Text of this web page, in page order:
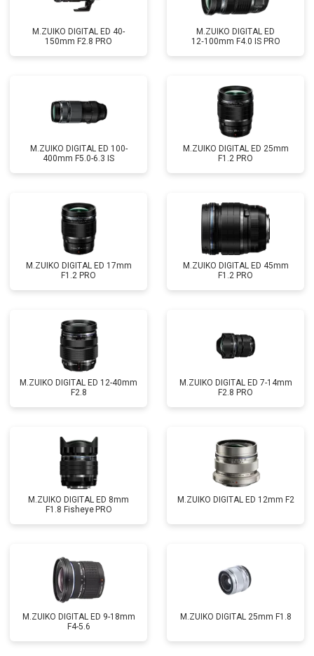
M.ZUIKO DIGITAL ED 40-
150mm F2.8 PRO
M.ZUIKO DIGITAL ED
12‑100mm F4.0 IS PRO
M.ZUIKO DIGITAL ED 100-
400mm F5.0-6.3 IS
M.ZUIKO DIGITAL ED 25mm
F1.2 PRO
M.ZUIKO DIGITAL ED 17mm
F1.2 PRO
M.ZUIKO DIGITAL ED 45mm
F1.2 PRO
M.ZUIKO DIGITAL ED 12-40mm
F2.8
M.ZUIKO DIGITAL ED 7-14mm
F2.8 PRO
M.ZUIKO DIGITAL ED 8mm
F1.8 Fisheye PRO
M.ZUIKO DIGITAL ED 12mm F2
M.ZUIKO DIGITAL ED 9-18mm
F4-5.6
M.ZUIKO DIGITAL 25mm F1.8